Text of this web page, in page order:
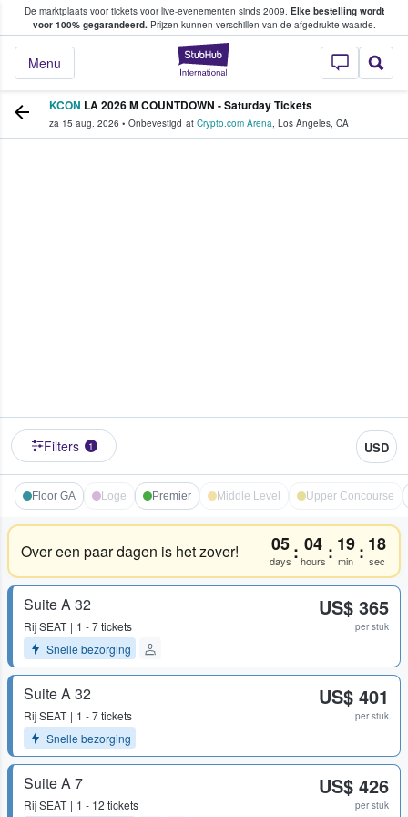
De marktplaats voor tickets voor live-evenementen sinds 2009. Elke bestelling wordt
voor 100% gegarandeerd.Prijzen kunnen verschillen van de afgedrukte waarde.
StubHub: waar
Menu
tickets kopen en verkopen
KCON LA 2026 M COUNTDOWN - Saturday Tickets
za 15 aug. 2026 • Onbevestigd at Crypto.com Arena, Los Angeles, CA
Filters 1 USD
Floor GA Loge Premier Middle Level Upper Concourse
Over een paar dagen is het zover! 05
days : 04
hours : 19
min : 18
sec
Suite A 32
RijSEAT
1 - 7 tickets
Snelle bezorging
US$ 365
per stuk
Suite A 32
RijSEAT
1 - 7 tickets
Snelle bezorging
US$ 401
per stuk
Suite A 7
RijSEAT 1 - 12 tickets
US$ 426
per stuk